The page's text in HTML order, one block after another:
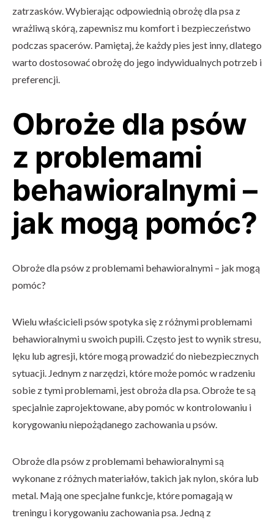
zatrzasków. Wybierając odpowiednią obrożę dla psa z
wrażliwą skórą, zapewnisz mu komfort i bezpieczeństwo
podczas spacerów. Pamiętaj, że każdy pies jest inny, dlatego
warto dostosować obrożę do jego indywidualnych potrzeb i
preferencji.
Obroże dla psów
z problemami
behawioralnymi –
jak mogą pomóc?
Obroże dla psów z problemami behawioralnymi – jak mogą
pomóc?
Wielu właścicieli psów spotyka się z różnymi problemami
behawioralnymi u swoich pupili. Często jest to wynik stresu,
lęku lub agresji, które mogą prowadzić do niebezpiecznych
sytuacji. Jednym z narzędzi, które może pomóc w radzeniu
sobie z tymi problemami, jest obroża dla psa. Obroże te są
specjalnie zaprojektowane, aby pomóc w kontrolowaniu i
korygowaniu niepożądanego zachowania u psów.
Obroże dla psów z problemami behawioralnymi są
wykonane z różnych materiałów, takich jak nylon, skóra lub
metal. Mają one specjalne funkcje, które pomagają w
treningu i korygowaniu zachowania psa. Jedną z